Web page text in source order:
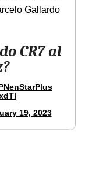
Gallardo
CR7 al
19, 2023